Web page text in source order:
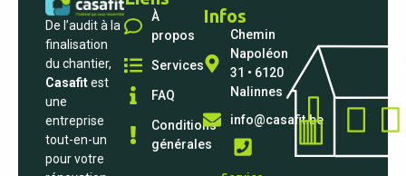
De l’audit à la
finalisation
du chantier,
Casafitest
une
entreprise
tout-en-un
pour votre
À
propos
Services
FAQ
Conditions
générales
Infos
Chemin
Napoléon
31 • 6120
Nalinnes
info@casafit.be